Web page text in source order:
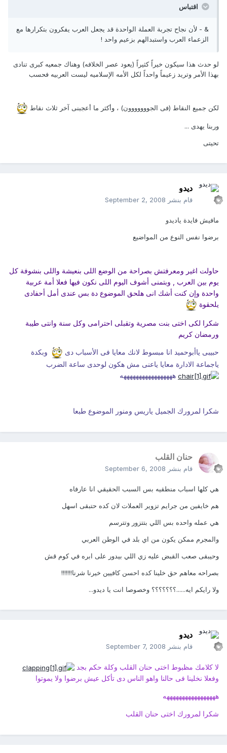
اقتباس
& - لأن نجاح تجربة العملة الواحدة قد يجعل العرب يفكرون بتكرارها مع
الزعماء العرب واستبدالهم بزعيم واحد !
لو حدث هذا سيكون خيراً كثيراً (يعود عصر الخلافه) وهناك جمعيه كبرى تنادى
بهذا الأمر وتريد زعيماً واحداً لكل الأمه الإسلاميه ليست العربيه فحسب
لكن جميع النقاط (فى الجووووووون) ، وأكثر ما أعجبنى آخر ثلاث نقاط
وربنا يهدى ...
تحيتى
ديدو
قام بنشر September 2, 2008
مافيش فايدة ياديدو
برضوا نفس النوع من المواضيع
حاولت اغير ومعرفتش بصراحة من الوضع اللى بنعيشة واللى بنشوفة كل
يوم بين العرب , وبتمنى أشوف اليوم اللى نكون فيها فعلا أمة عربية
واحدة وإن كنت أشك انى هلحق الموضوع دة بس عندى أمل أحفادى
يلحقوة
شكرا لكى اختى بنت مصرية وتقبلى احترامى وكل سنة وانتى طيبة
ورمضان كريم
حبيبى ياأبوحميد انا مبسوط لانك معايا فى الأسباب دى
وبكدة
ياجماعة الادارة معايا ياعنى مش هكون لوحدى ساعة الضرب
هههههههههههههههههه
شكرا لمرورك الجميل ياريس ومنور الموضوع طبعا
حنان القلب
قام بنشر September 6, 2008
هي كلها اسباب منطقيه بس السبب الحقيقي انا عارفاه
هم خايفين من جرايم تزوير العملات لان كده حتبقى اسهل
هي عمله واحده بس اللي بتتزور وتترسم
والمجرم ممكن يكون من اي بلد في الوطن العربي
وحيبقى صعب القبض عليه زي اللي بيدور على ابره في كوم قش
بصراحه معاهم حق خلينا كده احسن كافيين خيرنا شرنا!!!!!!!
ولا رايكم ايه......؟؟؟؟؟؟؟ وخصوصا انت يا ديدو...
ديدو
قام بنشر September 7, 2008
لا كلامك مظبوط اختى حنان القلب وكلة حكم بجد
وفعلا نخلينا فى حالنا واهو الناس دى تأكل عيش برضوا ولا يموتوا
هههههههههههههههههه
شكرا لمرورك اختى حنان القلب